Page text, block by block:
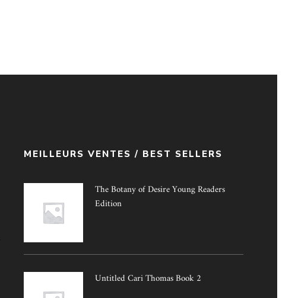
MEILLEURS VENTES / BEST SELLERS
The Botany of Desire Young Readers
Edition
Untitled Cari Thomas Book 2